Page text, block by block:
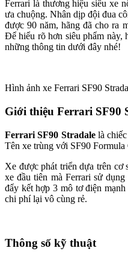
Ferrari là thương hiệu siêu xe
ưa chuộng. Nhân dịp đội đua
được 90 năm, hãng đã cho ra
Để hiểu rõ hơn siêu phẩm này,
những thông tin dưới đây nhé!
Hình ảnh xe Ferrari SF90
Giới thiệu Ferrari SF90
Ferrari SF90 Stradalelà chiếc
Tên xe trùng với SF90 Formula
Xe được phát triển dựa trên
xe đầu tiên mà Ferrari sử
đẩy kết hợp 3 mô tơ điện
chi phí lại vô cùng rẻ.
Thông số kỹ thuật